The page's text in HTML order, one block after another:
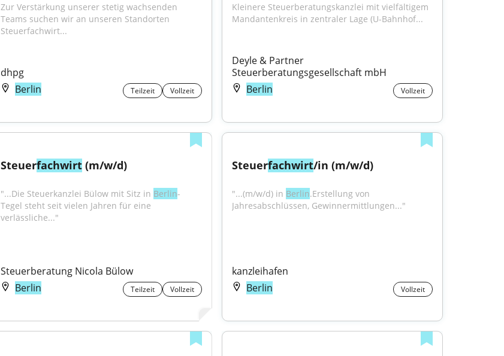
Zur Verstärkung unserer stetig wachsenden
Teams suchen wir an unseren Standorten
Steuerfachwirt...
dhpg
Berlin
Teilzeit Vollzeit
Kleinere Steuerberatungskanzlei mit viel­fältigem
Mandanten­kreis in zentraler Lage (U-Bahnhof...
Deyle & Partner
Steuerberatungsgesellschaft mbH
Berlin
Vollzeit
Steuerfachwirt (m/w/d)
"...Die Steuerkanzlei Bülow mit Sitz in Berlin-
Tegel steht seit vielen Jahren für eine
verlässliche..."
Steuerberatung Nicola Bülow
Berlin
Teilzeit Vollzeit
Steuerfachwirt/in (m/w/d)
"...(m/w/d) in Berlin.Erstellung von
Jahresabschlüssen, Gewinnermittlungen..."
kanzleihafen
Berlin
Vollzeit